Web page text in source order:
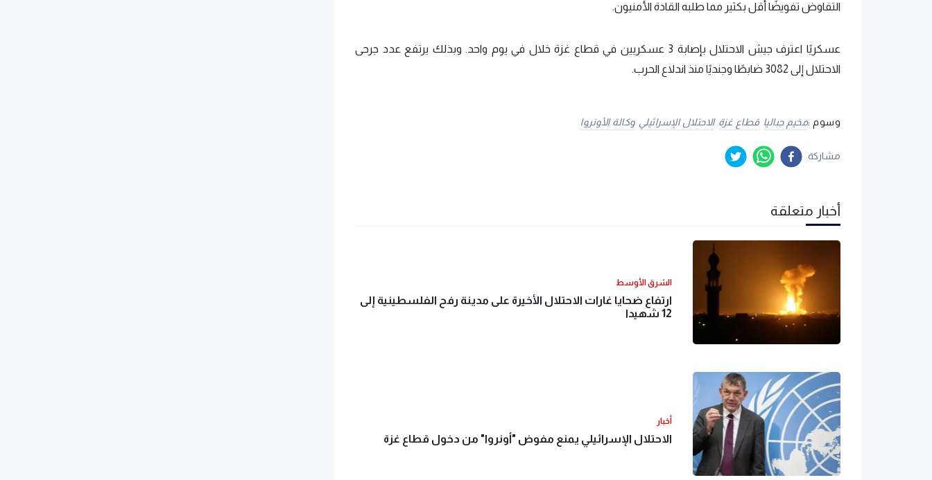
التفاوض تفويضًا أقل بكثير مما طلبه القادة الأمنيون.
عسكريًا اعترف جيش الاحتلال بإصابة 3 عسكريين في قطاع غزة خلال في يوم واحد. وبذلك يرتفع عدد جرحى
الاحتلال إلى 3082 ضابطًا وجنديًا منذ اندلاع الحرب.
وسوم :مخيم جباليا قطاع غزة الاحتلال الإسرائيلي وكالة الأونروا
مشاركة
أخبار متعلقة
الشرق الأوسط
ارتفاع ضحايا غارات الاحتلال الأخيرة على مدينة رفح الفلسطينية إلى
12 شهيدا
أخبار
الاحتلال الإسرائيلي يمنع مفوض "أونروا" من دخول قطاع غزة